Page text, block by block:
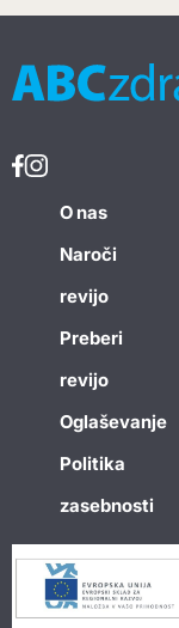
O nas
Naroči
revijo
Preberi
revijo
Oglaševanje
Politika
zasebnosti